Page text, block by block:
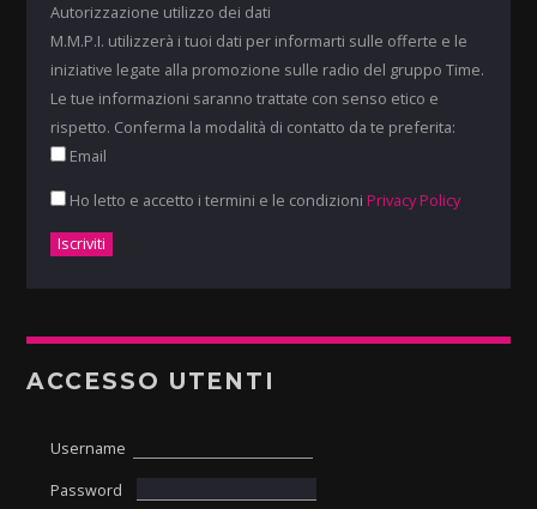
Autorizzazione utilizzo dei dati
M.M.P.I. utilizzerà i tuoi dati per informarti sulle offerte e le
iniziative legate alla promozione sulle radio del gruppo Time.
Le tue informazioni saranno trattate con senso etico e
rispetto. Conferma la modalità di contatto da te preferita:
Email
Ho letto e accetto i termini e le condizioni Privacy Policy
ACCESSO UTENTI
Username
Password